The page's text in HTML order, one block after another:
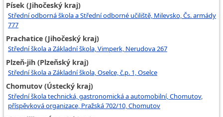
Písek (Jihočeský kraj)
Střední odborná škola a Střední odborné učiliště, Milevsko, Čs. armády
777
Prachatice (Jihočeský kraj)
Střední škola a Základní škola, Vimperk, Nerudova 267
Plzeň-jih (Plzeňský kraj)
Střední škola a Základní škola, Oselce, č.p. 1, Oselce
Chomutov (Ústecký kraj)
Střední škola technická, gastronomická a automobilní, Chomutov,
příspěvková organizace, Pražská 702/10, Chomutov